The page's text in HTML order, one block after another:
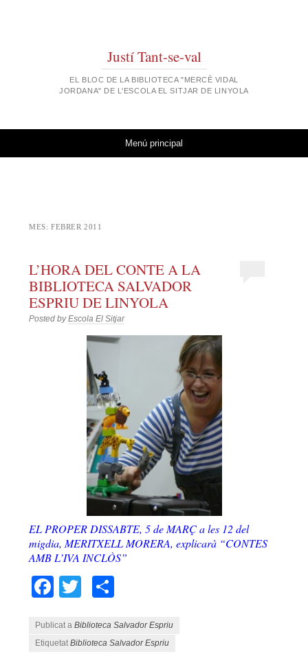
Justí Tant-se-val
EL BLOC DE LA BIBLIOTECA "MERCÈ VIDAL
JORDANA" DE L'ESCOLA EL SITJAR DE LINYOLA
Menú principal
MES:FEBRER 2011
L’HORA DEL CONTE A LA
BIBLIOTECA SALVADOR
ESPRIU DE LINYOLA
Posted byEscola El Sitjar
EL PROPER DISSABTE, 5 de MARÇ a les 12 del
migdia, MERITXELL MORERA, explicarà “CONTES
AMB L’IVA INCLÒS”
Facebook
Twitter
Publicat aBiblioteca Salvador Espriu
EtiquetatBiblioteca Salvador Espriu